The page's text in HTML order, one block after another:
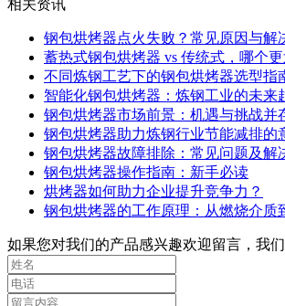
相关资讯
钢包烘烤器点火失败？常见原因与解
蓄热式钢包烘烤器 vs 传统式，哪个更
不同炼钢工艺下的钢包烘烤器选型指
智能化钢包烘烤器：炼钢工业的未来
钢包烘烤器市场前景：机遇与挑战并
钢包烘烤器助力炼钢行业节能减排的
钢包烘烤器故障排除：常见问题及解
钢包烘烤器操作指南：新手必读
烘烤器如何助力企业提升竞争力？
钢包烘烤器的工作原理：从燃烧介质
如果您对我们的产品感兴趣欢迎留言，我